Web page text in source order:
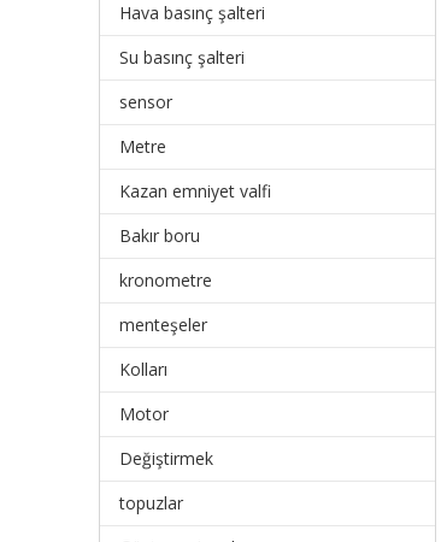
Hava basınç şalteri
Su basınç şalteri
sensor
Metre
Kazan emniyet valfi
Bakır boru
kronometre
menteşeler
Kolları
Motor
Değiştirmek
topuzlar